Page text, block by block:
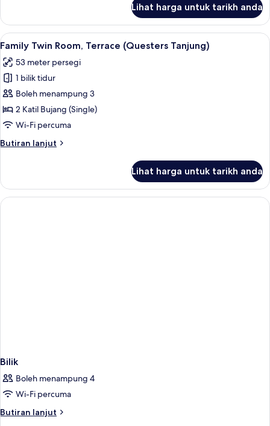
Terrace
(Questers
Tanjung)
Double
Room,
1
Raja
(King),
(Questers
Tanjung)
Lihat harga untuk tarikh anda
Lihat
semua
foto
untuk
Family
Twin
Room,
(Questers
12
Family Twin Room, Terrace (Questers Tanjung)
53 meter persegi
1 bilik tidur
Boleh menampung 3
2 Katil Bujang (Single)
Wi-Fi percuma
Butiran lanjut
Butiran
Twin
Room,
Terrace
Lihat harga untuk tarikh anda
Bilik
Boleh menampung 4
Wi-Fi percuma
Butiran lanjut
Butiran